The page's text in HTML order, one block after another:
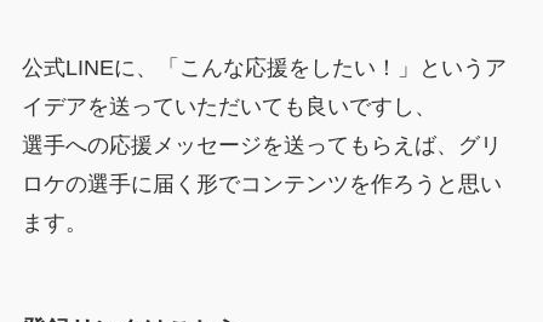
公式LINEに、「こんな応援をしたい！」というア
イデアを送っていただいても良いですし、
選手への応援メッセージを送ってもらえば、グリ
ロケの選手に届く形でコンテンツを作ろうと思い
ます。